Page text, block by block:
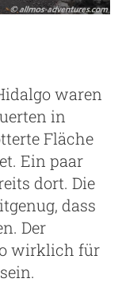
waren
in
Fläche
Ein paar
dort. Die
dass
Der
wirklich für